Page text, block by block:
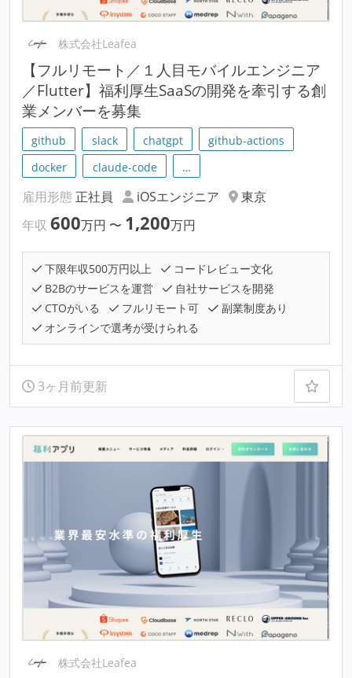
株式会社Leafea
【フルリモート／１人目モバイルエンジニア
／Flutter】福利厚生SaaSの開発を牽引する創
業メンバーを募集
github slack chatgpt
github-actions
docker
claude-code …
雇用形態 正社員 iOSエンジニア
東京
年収 600万円 〜 1,200万円
下限年収500万円以上
コードレビュー文化
B2Bのサービスを運営
自社サービスを開発
CTOがいる
フルリモート可
副業制度あり
オンラインで選考が受けられる
3ヶ月前更新
株式会社Leafea